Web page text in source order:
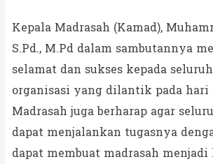
Kepala Madrasah (Kamad),
S.Pd., M.Pd dalam sambutannya
selamat dan sukses kepada
organisasi yang dilantik pada
Madrasah juga berharap agar
dapat menjalankan tugasnya
dapat membuat madrasah